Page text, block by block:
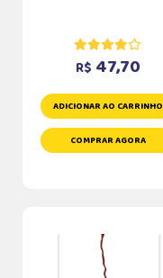
R$ 47,70
ADICIONAR AO CARRINHO
COMPRAR AGORA